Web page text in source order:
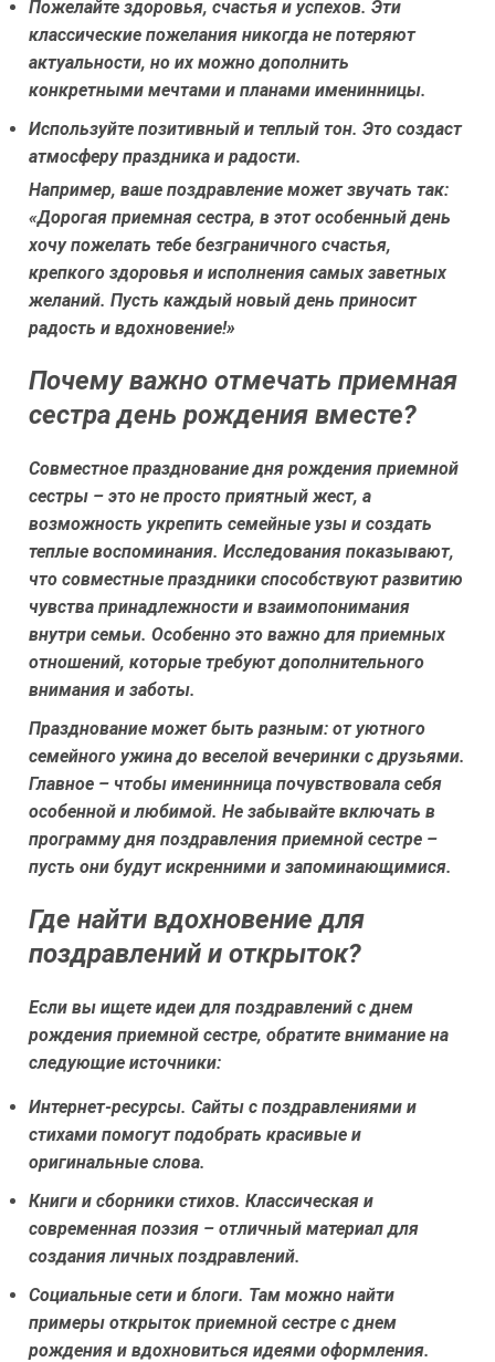
Пожелайте здоровья, счастья и успехов. Эти
классические пожелания никогда не потеряют
актуальности, но их можно дополнить
конкретными мечтами и планами именинницы.
Используйте позитивный и теплый тон. Это создаст
атмосферу праздника и радости.
Например, ваше поздравление может звучать так:
«Дорогая приемная сестра, в этот особенный день
хочу пожелать тебе безграничного счастья,
крепкого здоровья и исполнения самых заветных
желаний. Пусть каждый новый день приносит
радость и вдохновение!»
Почему важно отмечать приемная
сестра день рождения вместе?
Совместное празднование дня рождения приемной
сестры – это не просто приятный жест, а
возможность укрепить семейные узы и создать
теплые воспоминания. Исследования показывают,
что совместные праздники способствуют развитию
чувства принадлежности и взаимопонимания
внутри семьи. Особенно это важно для приемных
отношений, которые требуют дополнительного
внимания и заботы.
Празднование может быть разным: от уютного
семейного ужина до веселой вечеринки с друзьями.
Главное – чтобы именинница почувствовала себя
особенной и любимой. Не забывайте включать в
программу дня поздравления приемной сестре –
пусть они будут искренними и запоминающимися.
Где найти вдохновение для
поздравлений и открыток?
Если вы ищете идеи для поздравлений с днем
рождения приемной сестре, обратите внимание на
следующие источники:
Интернет-ресурсы. Сайты с поздравлениями и
стихами помогут подобрать красивые и
оригинальные слова.
Книги и сборники стихов. Классическая и
современная поэзия – отличный материал для
создания личных поздравлений.
Социальные сети и блоги. Там можно найти
примеры открыток приемной сестре с днем
рождения и вдохновиться идеями оформления.